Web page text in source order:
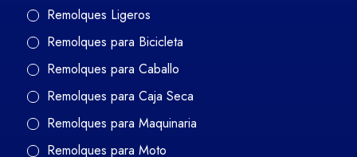
Remolques Ligeros
Remolques para Bicicleta
Remolques para Caballo
Remolques para Caja Seca
Remolques para Maquinaria
Remolques para Moto